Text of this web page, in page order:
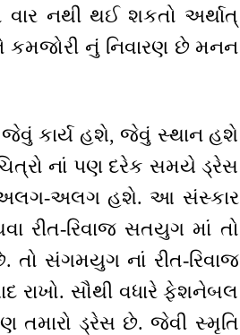
વાર નથી થઈ શકતો અર્થાત્
નું નિવારણ છે મનન
કાર્ય હશે, જેવું સ્થાન હશે
નાં પણ દરેક સમયે ડ્રેસ
અલગ-અલગ હશે. આ સંસ્કાર
રીત-રિવાજ સતયુગ માં તો
તો સંગમયુગ નાં રીત-રિવાજ
રાખો. સૌથી વધારે ફેશનેબલ
ડ્રેસ છે. જેવી સ્મૃતિ